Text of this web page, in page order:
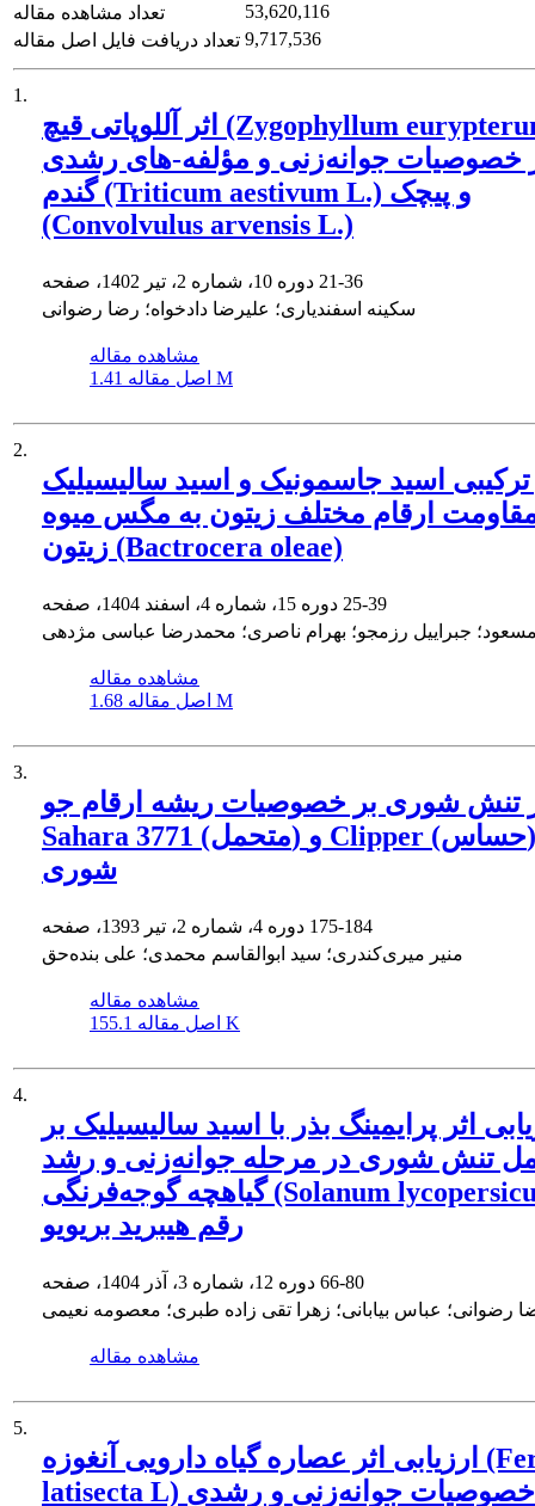
تعداد مشاهده مقاله
53,620,116
تعداد دریافت فایل اصل مقاله 9,717,536
1.
اثر آللوپاتی قیچ (Zygophyllum eurypterum L.)
خصوصیات جوانه‌زنی و مؤلفه-های رشدی
گندم (Triticum aestivum L.) و پیچک
(Convolvulus arvensis L.)
21-36
سکینه اسفندیاری؛ علیرضا دادخواه؛ رضا رضوانی
مشاهده مقاله
اصل مقاله 1.41 M
2.
ترکیبی اسید جاسمونیک و اسید سالیسیلیک
ارقام مختلف زیتون به مگس میوه
زیتون (Bactrocera oleae)
25-39
جبراییل رزمجو؛ بهرام ناصری؛ محمدرضا عباسی مژدهی
مشاهده مقاله
اصل مقاله 1.68 M
3.
تنش شوری بر خصوصیات ریشه ارقام جو
Sahara 3771 (متحمل) و Clipper (حساس) به
شوری
175-184
منیر میری‌کندری؛ سید ابوالقاسم محمدی؛ علی بنده‌حق
مشاهده مقاله
اصل مقاله 155.1 K
4.
اثر پرایمینگ بذر با اسید سالیسیلیک بر
تنش شوری در مرحله جوانه‌زنی و رشد
گیاهچه گوجه‌فرنگی (Solanum lycopersicum)
رقم هیبرید بریویو
66-80
رضوانی؛ عباس بیابانی؛ زهرا تقی زاده طبری؛ معصومه نعیمی
مشاهده مقاله
5.
ارزیابی اثر عصاره گیاه دارویی آنغوزه (Ferula
latisecta L) بر خصوصیات جوانه‌زنی و رشدی